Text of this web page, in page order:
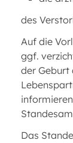
des
Auf die
ggf.
der Geburt
Das